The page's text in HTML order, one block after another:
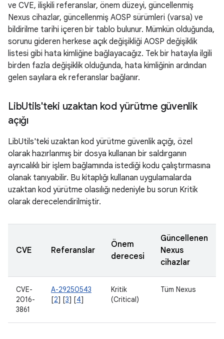
ve CVE, ilişkili referanslar, önem düzeyi, güncellenmiş
Nexus cihazlar, güncellenmiş AOSP sürümleri (varsa) ve
bildirilme tarihi içeren bir tablo bulunur. Mümkün olduğunda,
sorunu gideren herkese açık değişikliği AOSP değişiklik
listesi gibi hata kimliğine bağlayacağız. Tek bir hatayla ilgili
birden fazla değişiklik olduğunda, hata kimliğinin ardından
gelen sayılara ek referanslar bağlanır.
LibUtils'teki uzaktan kod yürütme güvenlik
açığı
LibUtils'teki uzaktan kod yürütme güvenlik açığı, özel
olarak hazırlanmış bir dosya kullanan bir saldırganın
ayrıcalıklı bir işlem bağlamında istediği kodu çalıştırmasına
olanak tanıyabilir. Bu kitaplığı kullanan uygulamalarda
uzaktan kod yürütme olasılığı nedeniyle bu sorun Kritik
olarak derecelendirilmiştir.
CVE Referanslar
Önem
derecesi
Güncellenen
Nexus
cihazlar
CVE-
2016-
3861
A-29250543
[2] [3] [4]
Kritik
(Critical)
Tüm Nexus